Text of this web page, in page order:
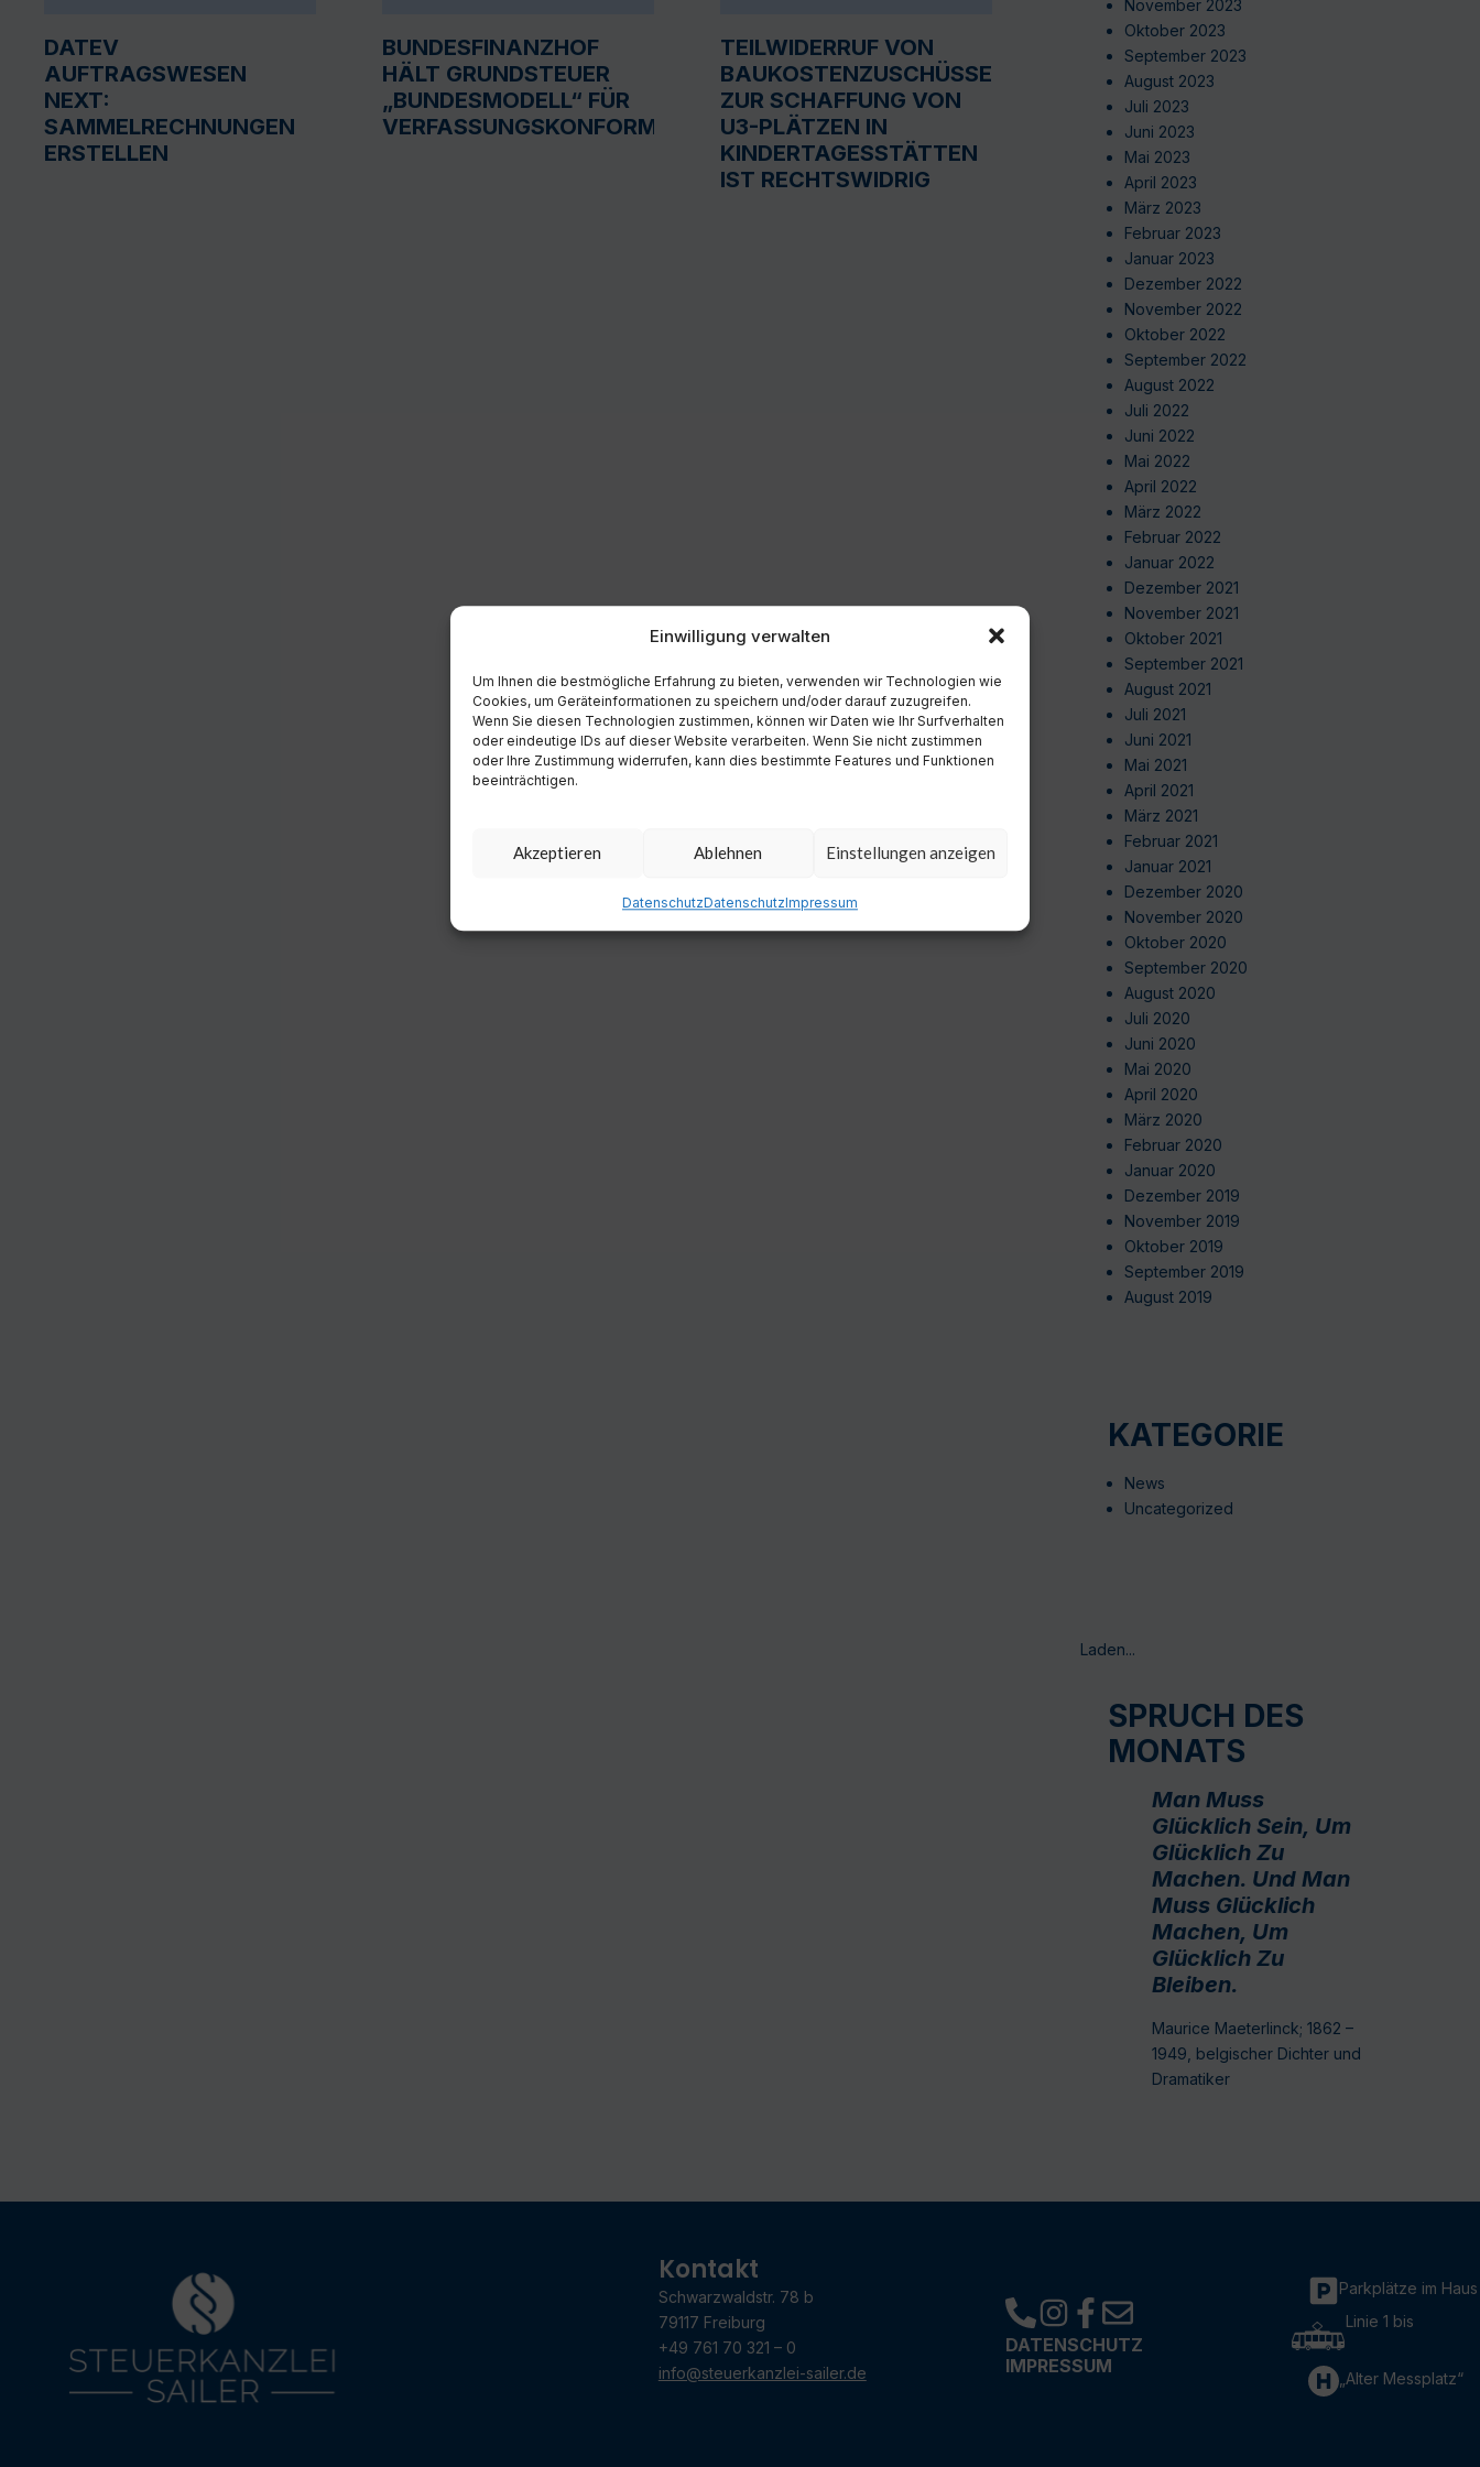
Einwilligung verwalten
Um Ihnen die bestmögliche Erfahrung zu bieten, verwenden wir Technologien wie
Cookies, um Geräteinformationen zu speichern und/oder darauf zuzugreifen.
Wenn Sie diesen Technologien zustimmen, können wir Daten wie Ihr Surfverhalten
oder eindeutige IDs auf dieser Website verarbeiten. Wenn Sie nicht zustimmen
oder Ihre Zustimmung widerrufen, kann dies bestimmte Features und Funktionen
beeinträchtigen.
Akzeptieren Ablehnen Einstellungen anzeigen
DatenschutzDatenschutzImpressum
DATEV
AUFTRAGSWESEN
NEXT:
SAMMELRECHNUNGEN
ERSTELLEN
BUNDESFINANZHOF
HÄLT GRUNDSTEUER
„BUNDESMODELL“ FÜR
VERFASSUNGSKONFORM
TEILWIDERRUF VON
BAUKOSTENZUSCHÜSSEN
ZUR SCHAFFUNG VON
U3-PLÄTZEN IN
KINDERTAGESSTÄTTEN
IST RECHTSWIDRIG
November 2023
Oktober 2023
September 2023
August 2023
Juli 2023
Juni 2023
Mai 2023
April 2023
März 2023
Februar 2023
Januar 2023
Dezember 2022
November 2022
Oktober 2022
September 2022
August 2022
Juli 2022
Juni 2022
Mai 2022
April 2022
März 2022
Februar 2022
Januar 2022
Dezember 2021
November 2021
Oktober 2021
September 2021
August 2021
Juli 2021
Juni 2021
Mai 2021
April 2021
März 2021
Februar 2021
Januar 2021
Dezember 2020
November 2020
Oktober 2020
September 2020
August 2020
Juli 2020
Juni 2020
Mai 2020
April 2020
März 2020
Februar 2020
Januar 2020
Dezember 2019
November 2019
Oktober 2019
September 2019
August 2019
KATEGORIE
News
Uncategorized
Laden...
SPRUCH DES
MONATS
Man Muss
Glücklich Sein, Um
Glücklich Zu
Machen. Und Man
Muss Glücklich
Machen, Um
Glücklich Zu
Bleiben.
Maurice Maeterlinck; 1862 –
1949, belgischer Dichter und
Dramatiker
Kontakt
Schwarzwaldstr. 78 b
79117 Freiburg
+49 761 70 321 – 0
info@steuerkanzlei-sailer.de
DATENSCHUTZ
IMPRESSUM
Parkplätze im Haus
Linie 1 bis
„Alter Messplatz“